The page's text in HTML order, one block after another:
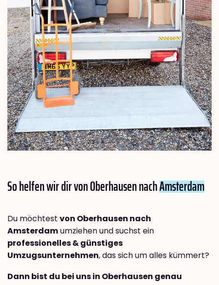
So helfen wir dir von Oberhausen nachAmsterdam
Du möchtest von Oberhausen nach
Amsterdamumziehen und suchst ein
professionelles & günstiges
Umzugsunternehmen, das sich um alles kümmert?
Dann bist du bei uns in Oberhausen genau